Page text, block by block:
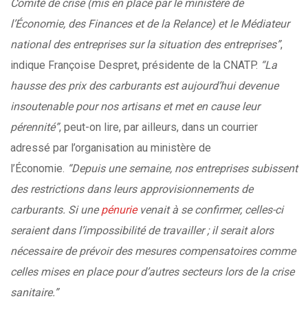
Comité de crise (mis en place par le ministère de
l’Économie, des Finances et de la Relance) et le Médiateur
national des entreprises sur la situation des entreprises”,
indique Françoise Despret, présidente de la CNATP. “La
hausse des prix des carburants est aujourd’hui devenue
insoutenable pour nos artisans et met en cause leur
pérennité”, peut-on lire, par ailleurs, dans un courrier
adressé par l’organisation au ministère de
l’Économie. “Depuis une semaine, nos entreprises subissent
des restrictions dans leurs approvisionnements de
carburants. Si unepénurievenait à se confirmer, celles-ci
seraient dans l’impossibilité de travailler ; il serait alors
nécessaire de prévoir des mesures compensatoires comme
celles mises en place pour d’autres secteurs lors de la crise
sanitaire.”